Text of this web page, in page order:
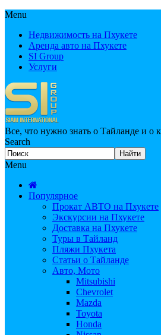
Menu
Недвижимость на Пхукете
Аренда авто на Пхукете
SI Group
Услуги
Все, что нужно знать о Тайланде и о
Search
Menu
Популярное
Прокат АВТО на Пхукете
Экскурсии на Пхукете
Доставка на Пхукете
Туры в Тайланд
Пляжи Пхукета
Статьи о Тайланде
Авто, Мото
Mitsubishi
Chevrolet
Mazda
Toyota
Honda